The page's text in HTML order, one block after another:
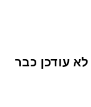
עודכן כבר